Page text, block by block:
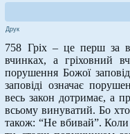
Друк
758 Гріх – це перш за
вчинках, а гріховний
порушення Божої
заповіді означає
весь закон дотримає, а
всьому винуватий. Бо
також: “Не вбивай”.